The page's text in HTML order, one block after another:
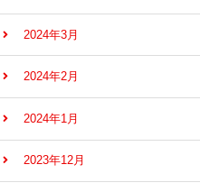
2024年3月
2024年2月
2024年1月
2023年12月